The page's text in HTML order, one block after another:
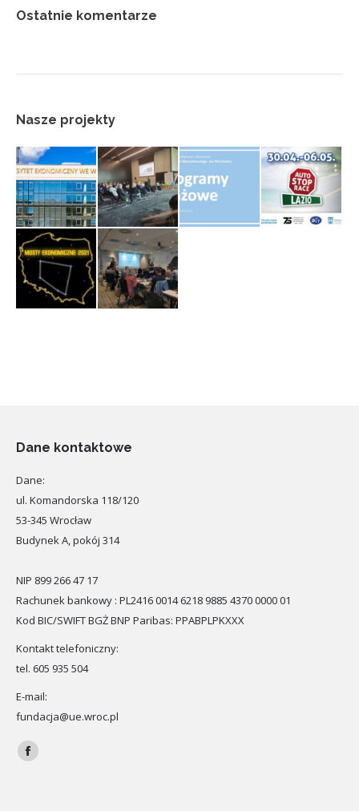
Ostatnie komentarze
Nasze projekty
Dane kontaktowe
Dane:
ul. Komandorska 118/120
53-345 Wrocław
Budynek A, pokój 314
NIP 899 266 47 17
Rachunek bankowy : PL2416 0014 6218 9885 4370 0000 01
Kod BIC/SWIFT BGŻ BNP Paribas: PPABPLPKXXX
Kontakt telefoniczny:
tel. 605 935 504
E-mail:
fundacja@ue.wroc.pl
Znajdź nas na:
Facebook